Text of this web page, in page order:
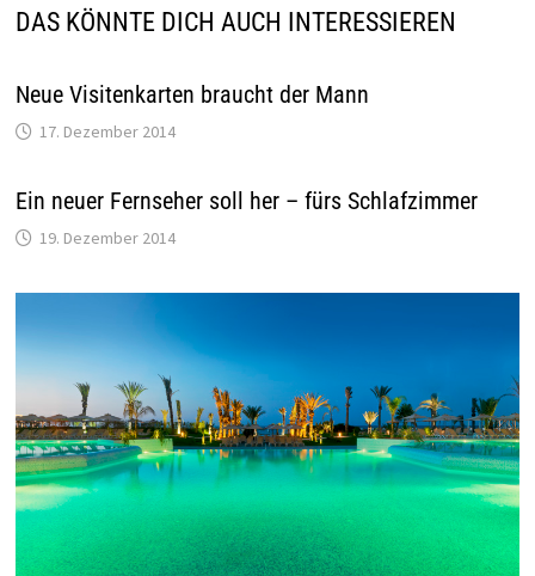
DAS KÖNNTE DICH AUCH INTERESSIEREN
Neue Visitenkarten braucht der Mann
17. Dezember 2014
Ein neuer Fernseher soll her – fürs Schlafzimmer
19. Dezember 2014